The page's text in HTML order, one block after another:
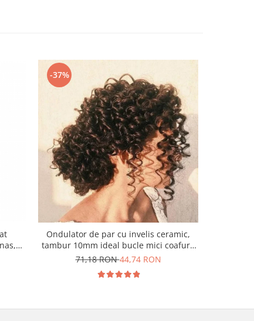
-37%
Ondulator de par cu invelis ceramic,
tambur 10mm ideal bucle mici coafura
afro, incalzire rapida, cablu 1.8m
71,18 RON44,74 RON